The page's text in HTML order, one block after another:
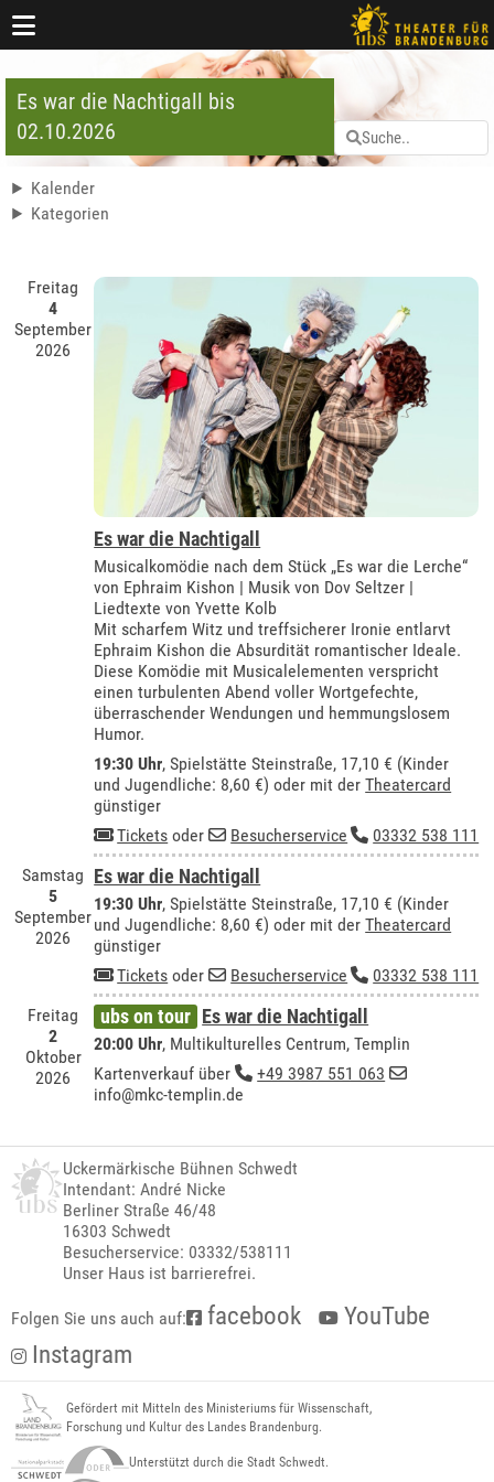
Es war die Nachtigall bis
02.10.2026
Kalender
Kategorien
Freitag
4
September
2026
Es war die Nachtigall
Musicalkomödie nach dem Stück „Es war die Lerche“
von Ephraim Kishon | Musik von Dov Seltzer |
Liedtexte von Yvette Kolb
Mit scharfem Witz und treffsicherer Ironie entlarvt
Ephraim Kishon die Absurdität romantischer Ideale.
Diese Komödie mit Musicalelementen verspricht
einen turbulenten Abend voller Wortgefechte,
überraschender Wendungen und hemmungslosem
Humor.
19:30 Uhr, Spielstätte Steinstraße, 17,10 € (Kinder
und Jugendliche: 8,60 €) oder mit derTheatercard
günstiger
Tickets oder Besucherservice
03332 538 111
Samstag
5
September
2026
Es war die Nachtigall
19:30 Uhr, Spielstätte Steinstraße, 17,10 € (Kinder
und Jugendliche: 8,60 €) oder mit derTheatercard
günstiger
Tickets oder Besucherservice
03332 538 111
Freitag
2
Oktober
2026
ubs on tour Es war die Nachtigall
20:00 Uhr, Multikulturelles Centrum, Templin
Kartenverkauf über
+49 3987 551 063
info@mkc-templin.de
Uckermärkische Bühnen Schwedt
Intendant: André Nicke
Berliner Straße 46/48
16303 Schwedt
Besucherservice: 03332/538111
Unser Haus ist barrierefrei.
Folgen Sie uns auch auf: facebook
YouTube
Instagram
Gefördert mit Mitteln des Ministeriums für Wissenschaft,
Forschung und Kultur des Landes Brandenburg.
Unterstützt durch die Stadt Schwedt.